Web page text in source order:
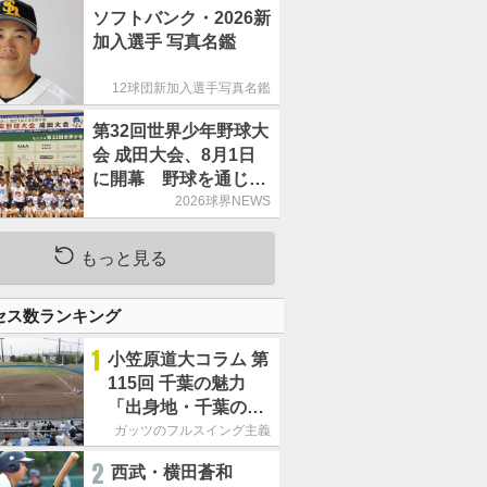
ソフトバンク・2026新
加入選手 写真名鑑
12球団新加入選手写真名鑑
第32回世界少年野球大
会 成田大会、8月1日
に開幕 野球を通じた
国際交流&友情の輪
2026球界NEWS
もっと見る
ス数ランキング
1 小笠原道大コラム 第
115回 千葉の魅力
「出身地・千葉の話
の続き。昔から野球
す」
ガッツのフルスイング主義
2 西武・横田蒼和